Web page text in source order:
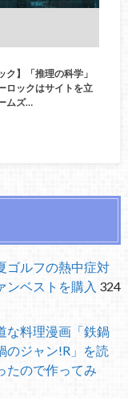
ク】「推理の科学」
ロックはサイトを立
ムズ…
ゴルフの熱中症対
ンベストを購入 324
な料理漫画「鉄鍋
のジャン!R」を読
たので作ってみ